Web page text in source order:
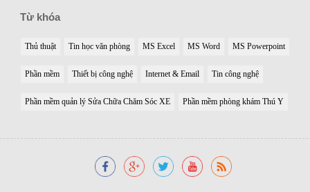
Từ khóa
Thủ thuật Tin học văn phòng MS Excel MS Word MS Powerpoint
Phần mềm Thiết bị công nghệ Internet & Email Tin công nghệ
Phần mềm quản lý Sửa Chữa Chăm Sóc XE Phần mềm phòng khám Thú Y